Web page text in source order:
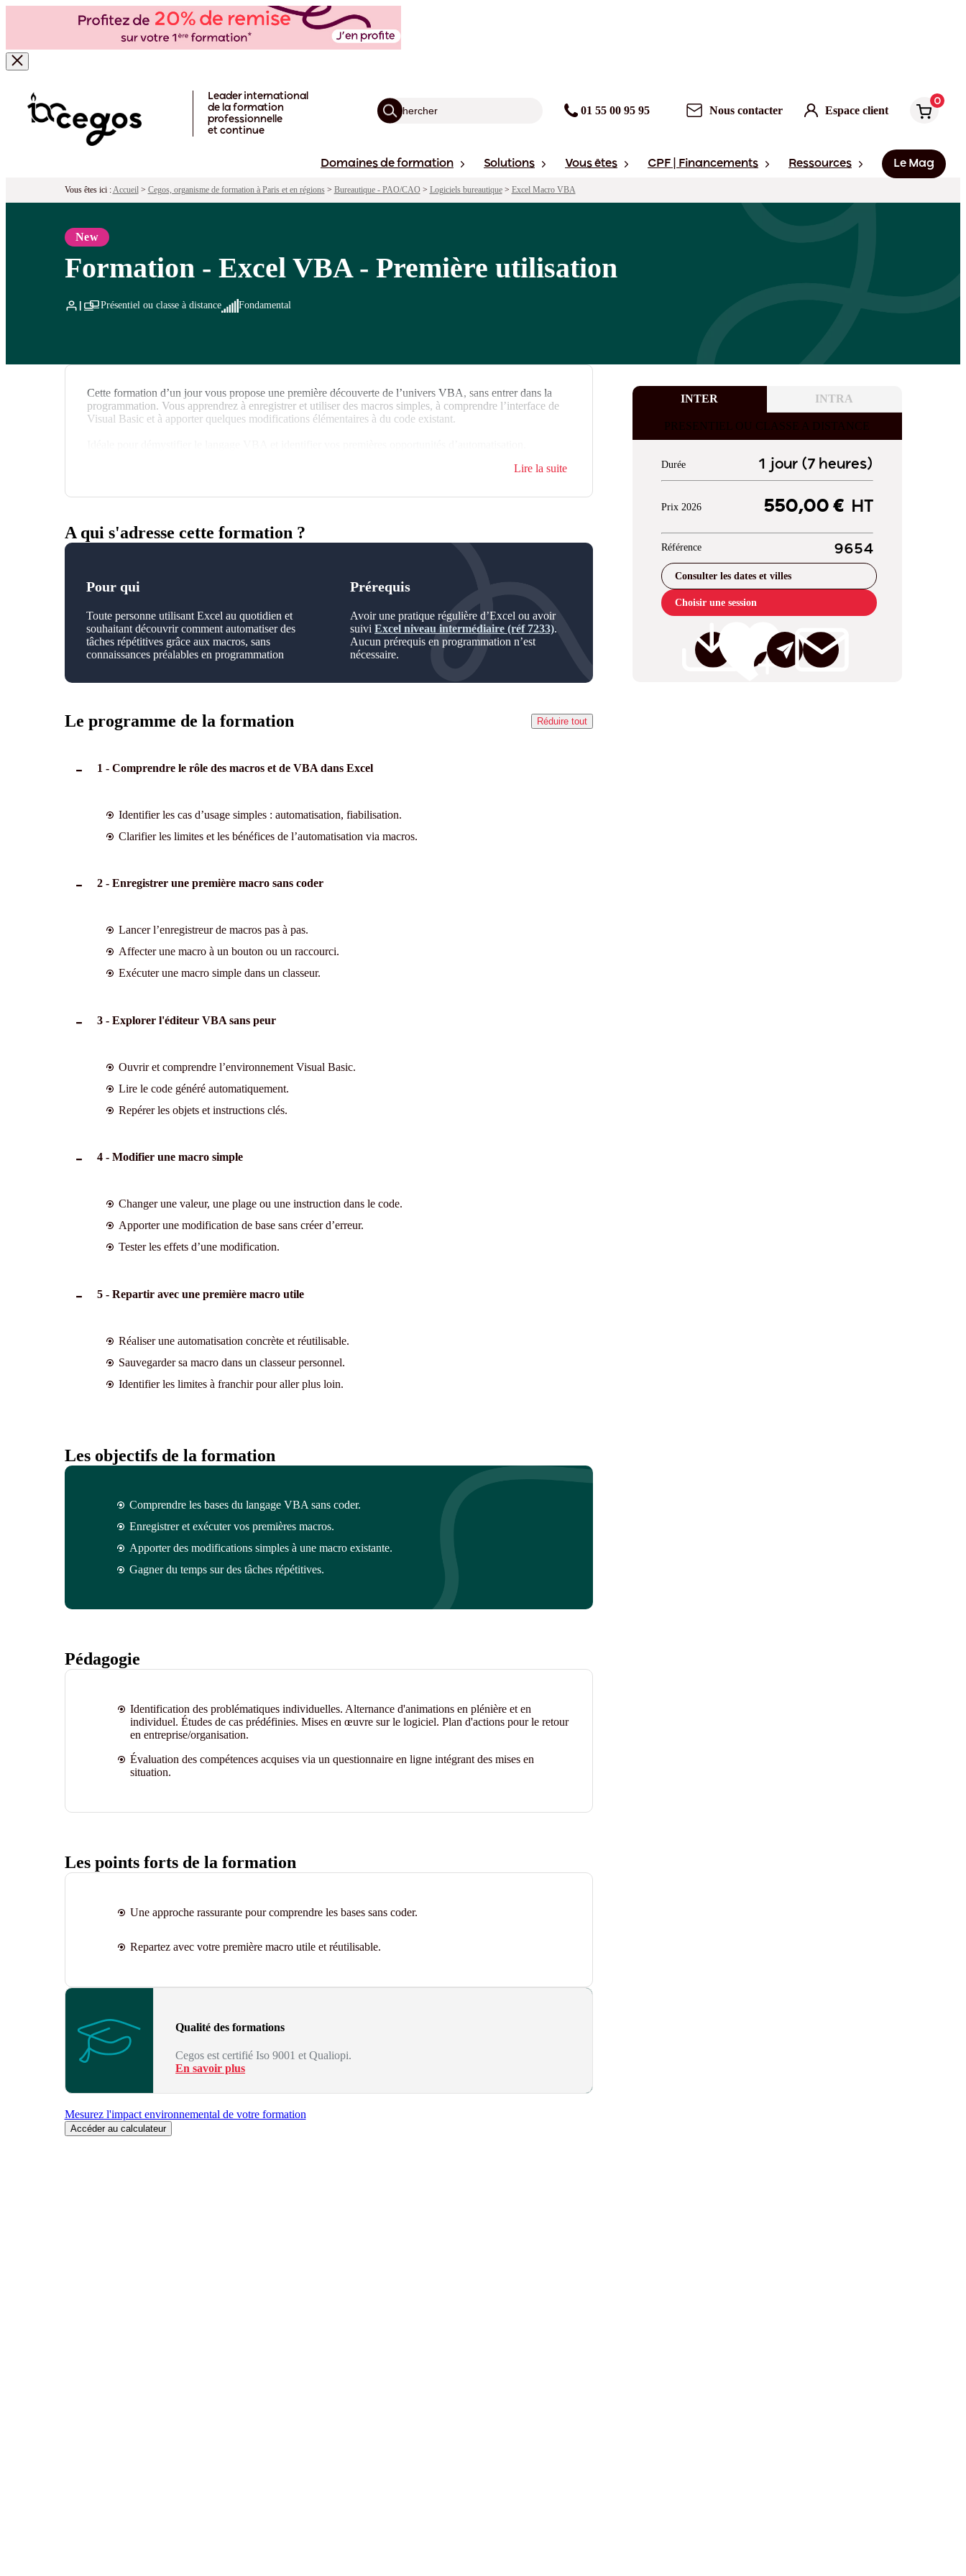
Leader international
de la formation
professionnelle
et continue
01 55 00 95 95 Nous contacter Espace client
0
Domaines de formation Solutions Vous êtes CPF | Financements Ressources Le Mag
Vous êtes ici :Accueil> Cegos, organisme de formation à Paris et en régions> Bureautique - PAO/CAO > Logiciels bureautique> Excel Macro VBA
New
Formation - Excel VBA - Première utilisation
Présentiel ou classe à distance Fondamental
INTER INTRA
PRESENTIEL OU CLASSE A DISTANCE
Durée 1 jour (7 heures)
Prix 2026 550,00 €HT
Référence 9654
Consulter les dates et villes
Choisir une session
Cette formation d’un jour vous propose une première découverte de l’univers VBA, sans entrer dans la
programmation. Vous apprendrez à enregistrer et utiliser des macros simples, à comprendre l’interface de
Visual Basic et à apporter quelques modifications élémentaires à du code existant.
Lire la suite
A qui s'adresse cette formation ?
Pour qui
Toute personne utilisant Excel au quotidien et
souhaitant découvrir comment automatiser des
tâches répétitives grâce aux macros, sans
connaissances préalables en programmation
Prérequis
Avoir une pratique régulière d’Excel ou avoir
suivi Excel niveau intermédiaire (réf 7233).
Aucun prérequis en programmation n’est
nécessaire.
Le programme de la formation Réduire tout
1 - Comprendre le rôle des macros et de VBA dans Excel
Identifier les cas d’usage simples : automatisation, fiabilisation.
Clarifier les limites et les bénéfices de l’automatisation via macros.
2 - Enregistrer une première macro sans coder
Lancer l’enregistreur de macros pas à pas.
Affecter une macro à un bouton ou un raccourci.
Exécuter une macro simple dans un classeur.
3 - Explorer l'éditeur VBA sans peur
Ouvrir et comprendre l’environnement Visual Basic.
Lire le code généré automatiquement.
Repérer les objets et instructions clés.
4 - Modifier une macro simple
Changer une valeur, une plage ou une instruction dans le code.
Apporter une modification de base sans créer d’erreur.
Tester les effets d’une modification.
5 - Repartir avec une première macro utile
Réaliser une automatisation concrète et réutilisable.
Sauvegarder sa macro dans un classeur personnel.
Identifier les limites à franchir pour aller plus loin.
Les objectifs de la formation
Comprendre les bases du langage VBA sans coder.
Enregistrer et exécuter vos premières macros.
Apporter des modifications simples à une macro existante.
Gagner du temps sur des tâches répétitives.
Pédagogie
Identification des problématiques individuelles. Alternance d'animations en plénière et en
individuel. Études de cas prédéfinies. Mises en œuvre sur le logiciel. Plan d'actions pour le retour
en entreprise/organisation.
Évaluation des compétences acquises via un questionnaire en ligne intégrant des mises en
situation.
Les points forts de la formation
Une approche rassurante pour comprendre les bases sans coder.
Repartez avec votre première macro utile et réutilisable.
Qualité des formations
Cegos est certifié Iso 9001 et Qualiopi.
En savoir plus
Mesurez l'impact environnemental de votre formation
Accéder au calculateur
Formation - Excel VBA - Première utilisation
Pour qui ? Programme Objectifs Pédagogie Points forts